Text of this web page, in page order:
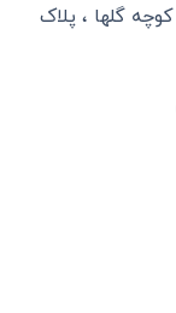
کوچه گلها ، پلاک